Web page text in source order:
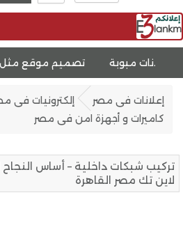
موقع مثل دوبيزل
إعلانات فى مصر
إلكترونيات فى
كاميرات و أجهزة امن فى مصر
تركيب شبكات داخلية – أساس
لاين تك مصر القاهرة